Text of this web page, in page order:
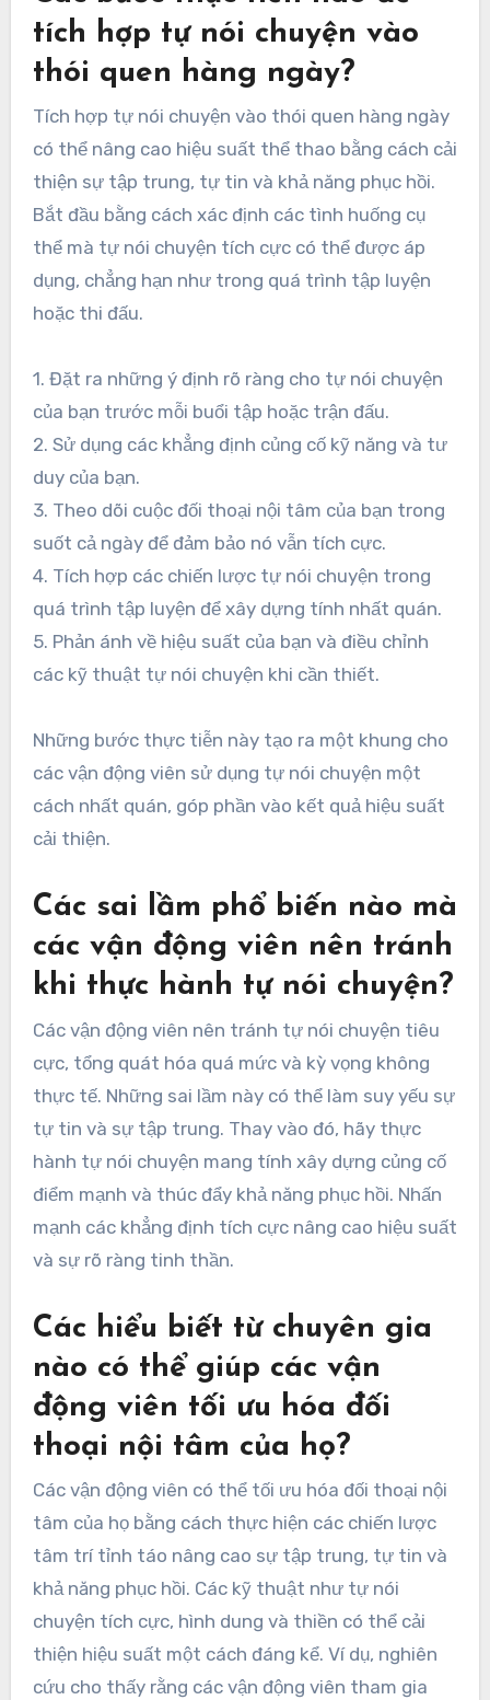
tích hợp tự nói chuyện vào
thói quen hàng ngày?
Tích hợp tự nói chuyện vào thói quen hàng ngày
có thể nâng cao hiệu suất thể thao bằng cách cải
thiện sự tập trung, tự tin và khả năng phục hồi.
Bắt đầu bằng cách xác định các tình huống cụ
thể mà tự nói chuyện tích cực có thể được áp
dụng, chẳng hạn như trong quá trình tập luyện
hoặc thi đấu.
1. Đặt ra những ý định rõ ràng cho tự nói chuyện
của bạn trước mỗi buổi tập hoặc trận đấu.
2. Sử dụng các khẳng định củng cố kỹ năng và tư
duy của bạn.
3. Theo dõi cuộc đối thoại nội tâm của bạn trong
suốt cả ngày để đảm bảo nó vẫn tích cực.
4. Tích hợp các chiến lược tự nói chuyện trong
quá trình tập luyện để xây dựng tính nhất quán.
5. Phản ánh về hiệu suất của bạn và điều chỉnh
các kỹ thuật tự nói chuyện khi cần thiết.
Những bước thực tiễn này tạo ra một khung cho
các vận động viên sử dụng tự nói chuyện một
cách nhất quán, góp phần vào kết quả hiệu suất
cải thiện.
Các sai lầm phổ biến nào mà
các vận động viên nên tránh
khi thực hành tự nói chuyện?
Các vận động viên nên tránh tự nói chuyện tiêu
cực, tổng quát hóa quá mức và kỳ vọng không
thực tế. Những sai lầm này có thể làm suy yếu sự
tự tin và sự tập trung. Thay vào đó, hãy thực
hành tự nói chuyện mang tính xây dựng củng cố
điểm mạnh và thúc đẩy khả năng phục hồi. Nhấn
mạnh các khẳng định tích cực nâng cao hiệu suất
và sự rõ ràng tinh thần.
Các hiểu biết từ chuyên gia
nào có thể giúp các vận
động viên tối ưu hóa đối
thoại nội tâm của họ?
Các vận động viên có thể tối ưu hóa đối thoại nội
tâm của họ bằng cách thực hiện các chiến lược
tâm trí tỉnh táo nâng cao sự tập trung, tự tin và
khả năng phục hồi. Các kỹ thuật như tự nói
chuyện tích cực, hình dung và thiền có thể cải
thiện hiệu suất một cách đáng kể. Ví dụ, nghiên
cứu cho thấy rằng các vận động viên tham gia